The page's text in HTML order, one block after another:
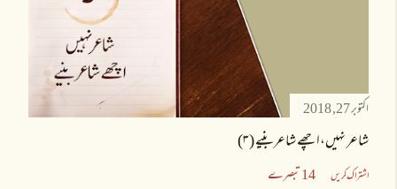
اکتوبر 27, 2018
شاعر نہیں،اچھے شاعر بنیے (۳)
اشتراک کریں 14 تبصرے